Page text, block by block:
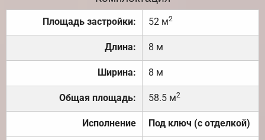
Площадь застройки: 52 м2
Длина: 8 м
Ширина: 8 м
Общая площадь: 58.5 м2
Исполнение Под ключ (с отделкой)